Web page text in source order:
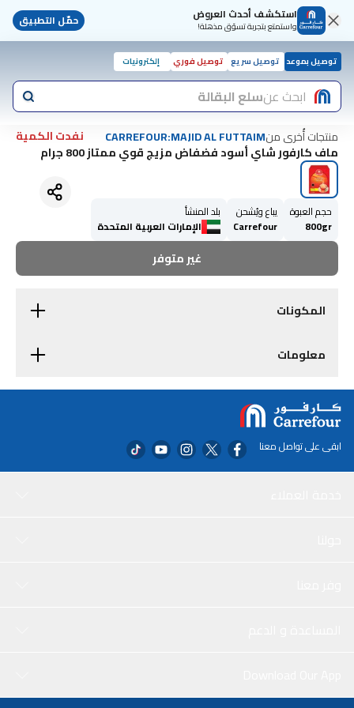
استكشف أحدث العروض
واستمتع بتجربة تسوّق مذهلة! حمّل التطبيق
توصيل بموعد توصيل سريع توصيل فوري إلكترونيات
ابحث عنسلع البقالة
منتجات أُخرى منCARREFOUR:MAJID AL FUTTAIM
نفدت الكمية
ماف كارفور شاي أسود فضفاض مزيج قوي ممتاز 800 جرام
حجم العبوة
800gr
يباع ويُشحن
Carrefour
بلد المنشأ
الإمارات العربية المتحدة
غير متوفر
المكونات
معلومات
ابقى على تواصل معنا